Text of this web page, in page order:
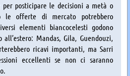
per posticipare le decisioni a metà o
le offerte di mercato potrebbero
elementi biancocelesti godono
Mandas, Gila, Guendouzi,
ricavi importanti, ma Sarri
eccellenti se non ci saranno